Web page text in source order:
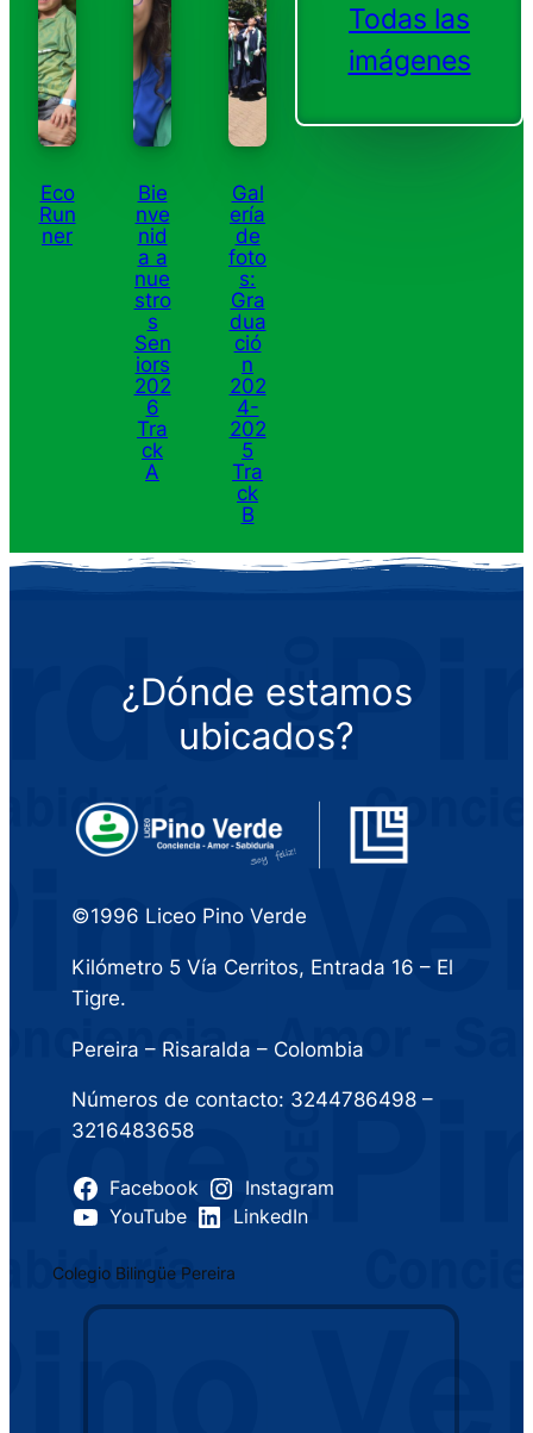
Eco
Run
ner
Bie
nve
nid
a a
nue
stro
s
Sen
iors
202
6
Tra
ck
A
Gal
ería
de
foto
s:
Gra
dua
ció
n
202
4-
202
5
Tra
ck
B
Todas las
imágenes
¿Dónde estamos
ubicados?
©1996 Liceo Pino Verde
Kilómetro 5 Vía Cerritos, Entrada 16 – El
Tigre.
Pereira – Risaralda – Colombia
Números de contacto: 3244786498 –
3216483658
Facebook
Instagram
YouTube
LinkedIn
Colegio Bilingüe Pereira